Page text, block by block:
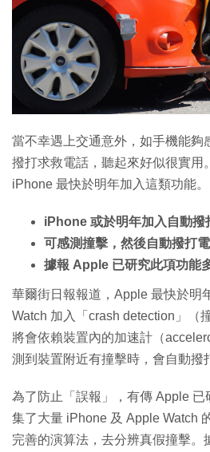
當不幸遇上交通意外，如手機能夠
撥打求救電話，聽起來好似很實用
iPhone 最快於明年加入這類功能。
iPhone 或於明年加入自動撥
可感測撞擊，然後自動撥打
據報 Apple 已研究此項功能
華爾街日報報道，Apple 最快於明
Watch 加入「crash detection」（
將會依賴裝置內的加速計（
測到裝置附近有撞擊時，會自動撥
為了防止「誤報」，有傳 Apple
集了大量 iPhone 及 Apple Watch
完善的演算法，去分辨真假撞擊。